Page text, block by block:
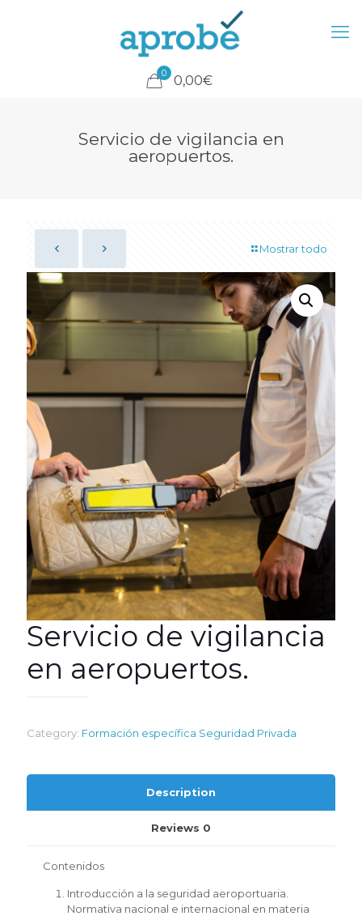
0 0,00€
Servicio de vigilancia en
aeropuertos.
Mostrar todo
Servicio de vigilancia
en aeropuertos.
Category: Formación específica Seguridad Privada
Description
Reviews 0
Contenidos
Introducción a la seguridad aeroportuaria.
Normativa nacional e internacional en materia